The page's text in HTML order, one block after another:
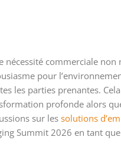
nécessité commerciale non
pour
les parties prenantes.
profonde alors
sur les solutions
Summit 2026 en tant